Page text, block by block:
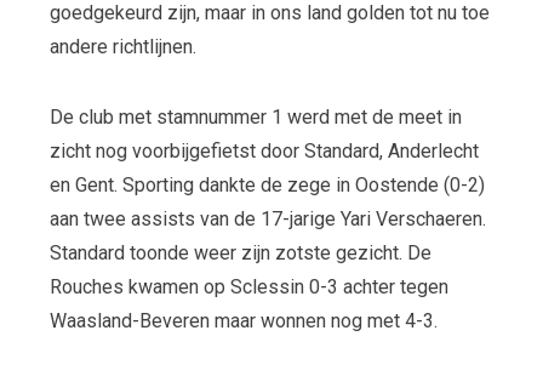
goedgekeurd zijn, maar in ons land golden tot nu toe
andere richtlijnen.
De club met stamnummer 1 werd met de meet in
zicht nog voorbijgefietst door Standard, Anderlecht
en Gent. Sporting dankte de zege in Oostende (0-2)
aan twee assists van de 17-jarige Yari Verschaeren.
Standard toonde weer zijn zotste gezicht. De
Rouches kwamen op Sclessin 0-3 achter tegen
Waasland-Beveren maar wonnen nog met 4-3.